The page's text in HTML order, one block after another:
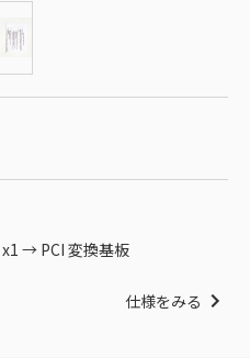
→ PCI 変換基板
仕様をみる